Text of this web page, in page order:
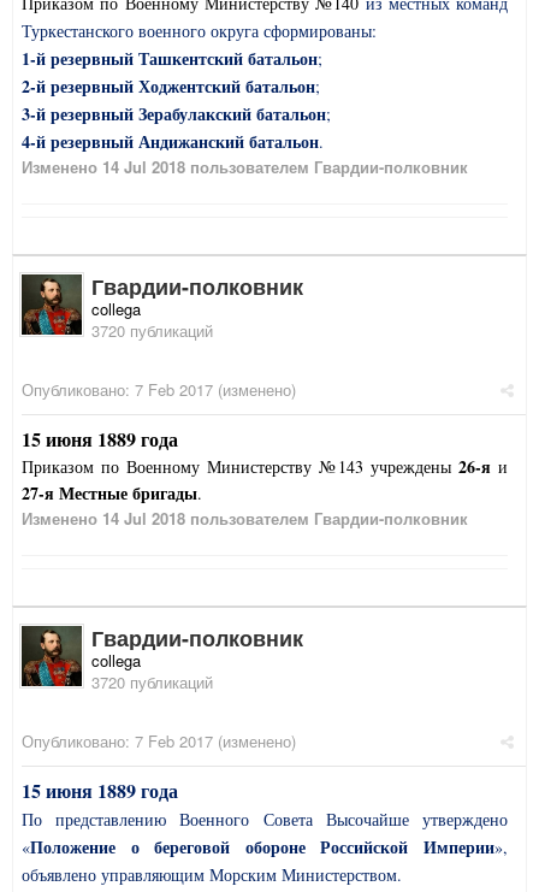
Туркестанского военного округа сформированы:
1-й резервный Ташкентский батальон;
2-й резервный Ходжентский батальон;
3-й резервный Зерабулакский батальон;
4-й резервный Андижанский батальон.
Изменено 14 Jul 2018 пользователем Гвардии-полковник
Гвардии-полковник
collega
3720 публикаций
Опубликовано: 7 Feb 2017 (изменено)
15 июня 1889 года
Приказом по Военному Министерству №143 учреждены 26-я и
27-я Местные бригады.
Изменено 14 Jul 2018 пользователем Гвардии-полковник
Гвардии-полковник
collega
3720 публикаций
Опубликовано: 7 Feb 2017 (изменено)
15 июня 1889 года
По представлению Военного Совета Высочайше утверждено
«Положение о береговой обороне Российской Империи»,
объявлено управляющим Морским Министерством.